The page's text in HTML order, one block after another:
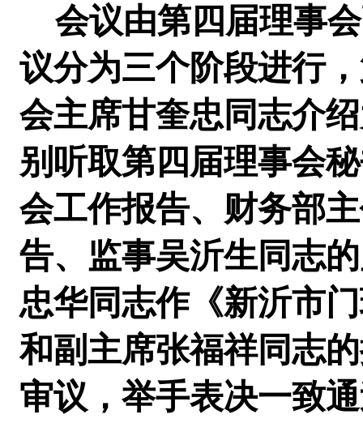
会议由第四届理事
议分为三个阶段进行
会主席甘奎忠同志介
别听取第四届理事会
会工作报告、财务部
告、监事吴沂生同志
忠华同志作《新沂市
和副主席张福祥同志
审议，举手表决一致